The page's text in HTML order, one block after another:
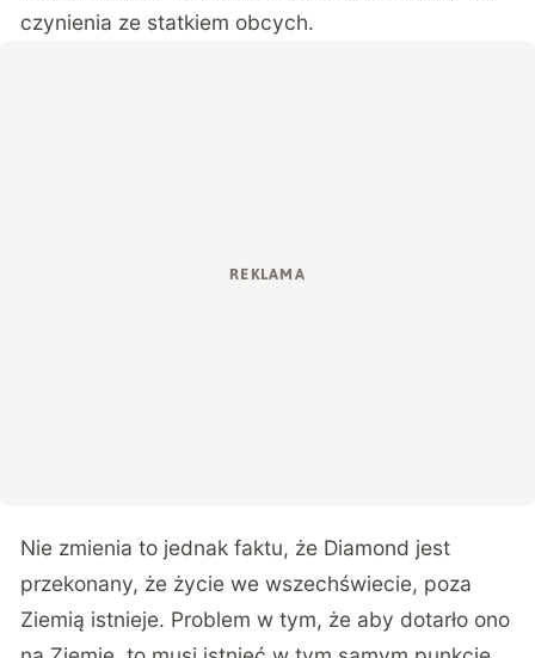
czynienia ze statkiem obcych.
Nie zmienia to jednak faktu, że Diamond jest
przekonany, że życie we wszechświecie, poza
Ziemią istnieje. Problem w tym, że aby dotarło ono